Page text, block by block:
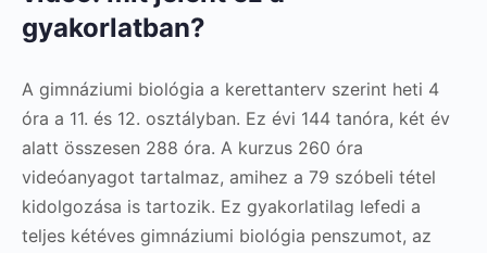
gyakorlatban?
A gimnáziumi biológia a kerettanterv szerint heti 4
óra a 11. és 12. osztályban. Ez évi 144 tanóra, két év
alatt összesen 288 óra. A kurzus 260 óra
videóanyagot tartalmaz, amihez a 79 szóbeli tétel
kidolgozása is tartozik. Ez gyakorlatilag lefedi a
teljes kétéves gimnáziumi biológia penszumot, az